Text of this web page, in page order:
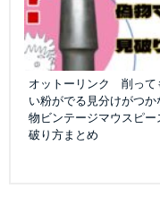
オットーリンク 削って
い粉がでる見分けがつか
物ビンテージマウスピー
破り方まとめ